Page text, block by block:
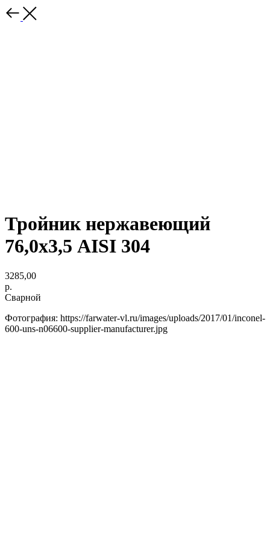
Тройник нержавеющий
76,0х3,5 AISI 304
3285,00
р.
Сварной
Фотография: https://farwater-vl.ru/images/uploads/2017/01/inconel-
600-uns-n06600-supplier-manufacturer.jpg